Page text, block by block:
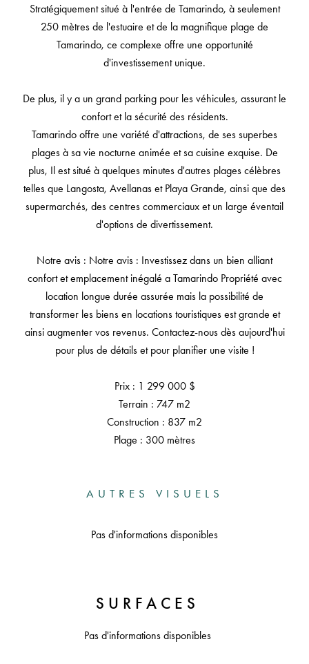
Stratégiquement situé à l'entrée de Tamarindo, à seulement
250 mètres de l'estuaire et de la magnifique plage de
Tamarindo, ce complexe offre une opportunité
d'investissement unique.
De plus, il y a un grand parking pour les véhicules, assurant le
confort et la sécurité des résidents.
Tamarindo offre une variété d'attractions, de ses superbes
plages à sa vie nocturne animée et sa cuisine exquise. De
plus, Il est situé à quelques minutes d'autres plages célèbres
telles que Langosta, Avellanas et Playa Grande, ainsi que des
supermarchés, des centres commerciaux et un large éventail
d'options de divertissement.
Notre avis : Notre avis : Investissez dans un bien alliant
confort et emplacement inégalé a Tamarindo Propriété avec
location longue durée assurée mais la possibilité de
transformer les biens en locations touristiques est grande et
ainsi augmenter vos revenus. Contactez-nous dès aujourd'hui
pour plus de détails et pour planifier une visite !
Prix : 1 299 000 $
Terrain : 747 m2
Construction : 837 m2
Plage : 300 mètres
AUTRES VISUELS
Pas d'informations disponibles
SURFACES
Pas d'informations disponibles